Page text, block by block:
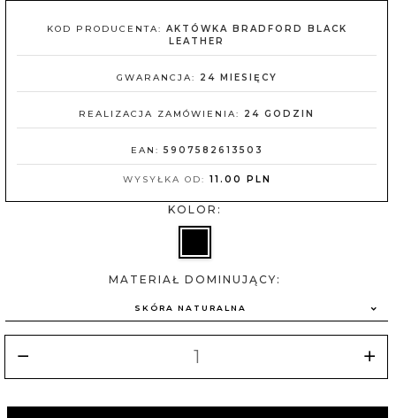
KOD PRODUCENTA: AKTÓWKA BRADFORD BLACK
LEATHER
GWARANCJA: 24 MIESIĘCY
REALIZACJA ZAMÓWIENIA: 24 GODZIN
EAN: 5907582613503
WYSYŁKA OD: 11.00 PLN
KOLOR:
MATERIAŁ DOMINUJĄCY:
SKÓRA NATURALNA